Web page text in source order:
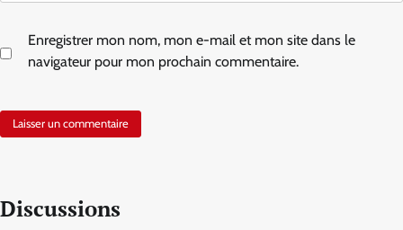
Enregistrer mon nom, mon e-mail et mon site dans le
navigateur pour mon prochain commentaire.
Discussions